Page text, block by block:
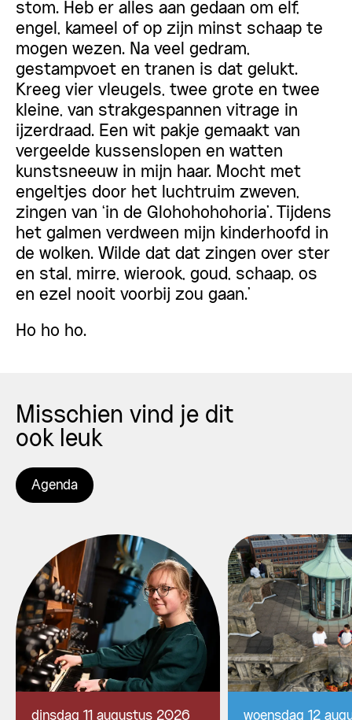
stom. Heb er alles aan gedaan om elf,
engel, kameel of op zijn minst schaap te
mogen wezen. Na veel gedram,
gestampvoet en tranen is dat gelukt.
Kreeg vier vleugels, twee grote en twee
kleine, van strakgespannen vitrage in
ijzerdraad. Een wit pakje gemaakt van
vergeelde kussenslopen en watten
kunstsneeuw in mijn haar. Mocht met
engeltjes door het luchtruim zweven,
zingen van ‘in de Glohohohohoria’. Tijdens
het galmen verdween mijn kinderhoofd in
de wolken. Wilde dat dat zingen over ster
en stal, mirre, wierook, goud, schaap, os
en ezel nooit voorbij zou gaan.’
Ho ho ho.
Misschien vind je dit
ook leuk
Agenda
dinsdag 11 augustus 2026 woensdag 12